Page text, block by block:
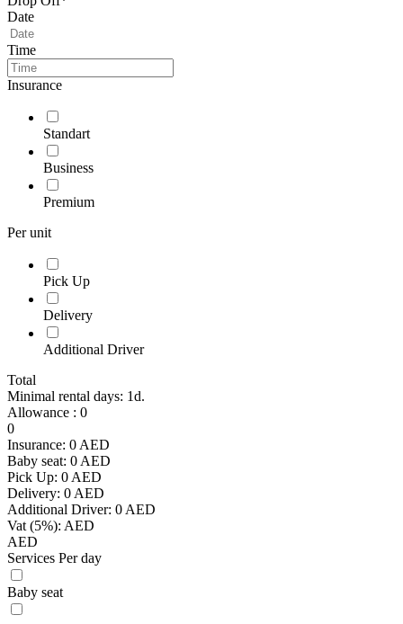
Date
Time
Insurance
Standart
Business
Premium
Per unit
Pick Up
Delivery
Additional Driver
Total
Minimal rental days: 1d.
Allowance : 0
0
Insurance: 0 AED
Baby seat: 0 AED
Pick Up: 0 AED
Delivery: 0 AED
Additional Driver: 0 AED
Vat (5%): AED
AED
Services Per day
Baby seat